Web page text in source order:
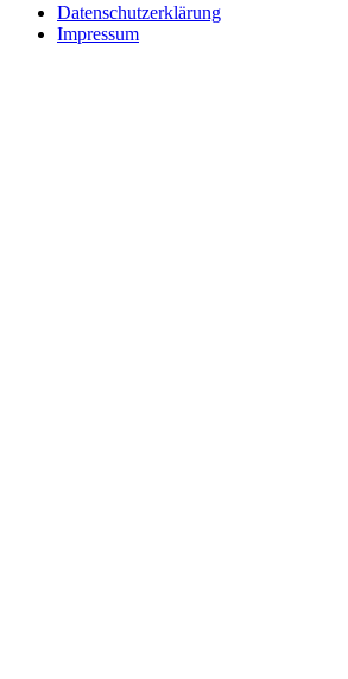
Datenschutzerklärung
Impressum